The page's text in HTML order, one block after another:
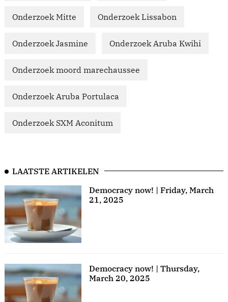
Onderzoek Mitte Onderzoek Lissabon
Onderzoek Jasmine Onderzoek Aruba Kwihi
Onderzoek moord marechaussee
Onderzoek Aruba Portulaca
Onderzoek SXM Aconitum
LAATSTE ARTIKELEN
Democracy now! | Friday, March
21, 2025
Democracy now! | Thursday,
March 20, 2025